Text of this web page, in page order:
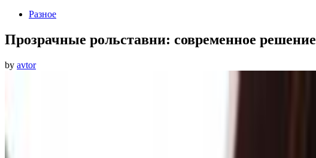
PostedРазное
Прозрачные рольставни: современное решение
by avtor